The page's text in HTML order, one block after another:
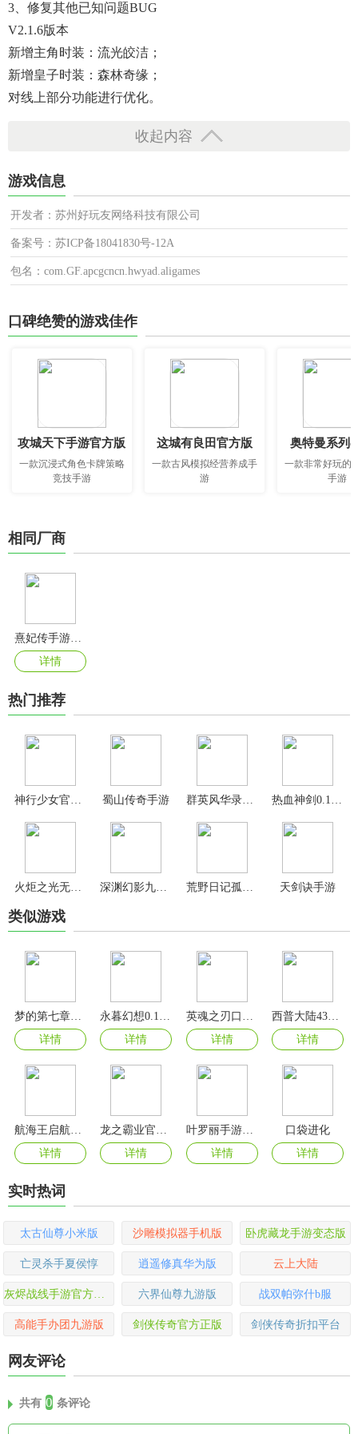
3、修复其他已知问题BUG
V2.1.6版本
新增主角时装：流光皎洁；
新增皇子时装：森林奇缘；
对线上部分功能进行优化。
收起内容
游戏信息
开发者：苏州好玩友网络科技有限公司
备案号：苏ICP备18041830号-12A
包名：com.GF.apcgcncn.hwyad.aligames
口碑绝赞的游戏佳作
攻城天下手游官方版
一款沉浸式角色卡牌策略
竞技手游
这城有良田官方版
一款古风模拟经营养成手
游
奥特曼系列
一款非常好玩的
手游
相同厂商
熹妃传手游官方版
详情
热门推荐
蜀山传奇手游 群英风华录手游官方版
火炬之光无限手游官方版 天剑诀手游
类似游戏
梦的第七章国际服
详情
详情
详情
详情
详情
详情
叶罗丽手游官方版
详情
口袋进化
详情
实时热词
太古仙尊小米版 沙雕模拟器手机版 卧虎藏龙手游变态版
亡灵杀手夏侯惇 逍遥修真华为版 云上大陆
灰烬战线手游官方最新版 六界仙尊九游版 战双帕弥什b服
高能手办团九游版 剑侠传奇官方正版 剑侠传奇折扣平台
网友评论
共有 0 条评论